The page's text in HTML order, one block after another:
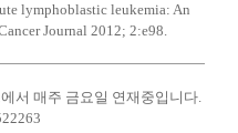
lymphoblastic leukemia: An
Journal 2012; 2:e98.
서 매주 금요일 연재중입니다.